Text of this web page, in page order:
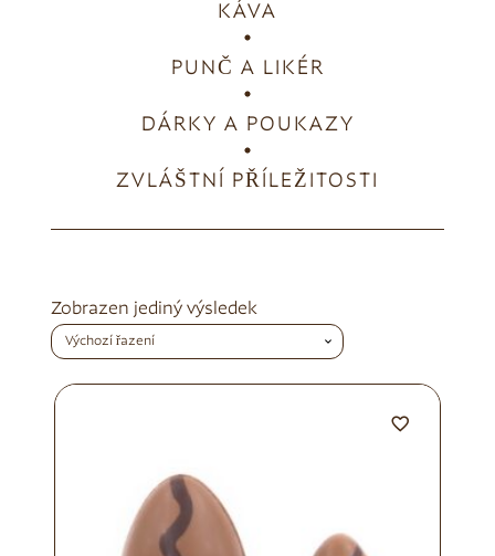
KÁVA
PUNČ A LIKÉR
DÁRKY A POUKAZY
ZVLÁŠTNÍ PŘÍLEŽITOSTI
Zobrazen jediný výsledek